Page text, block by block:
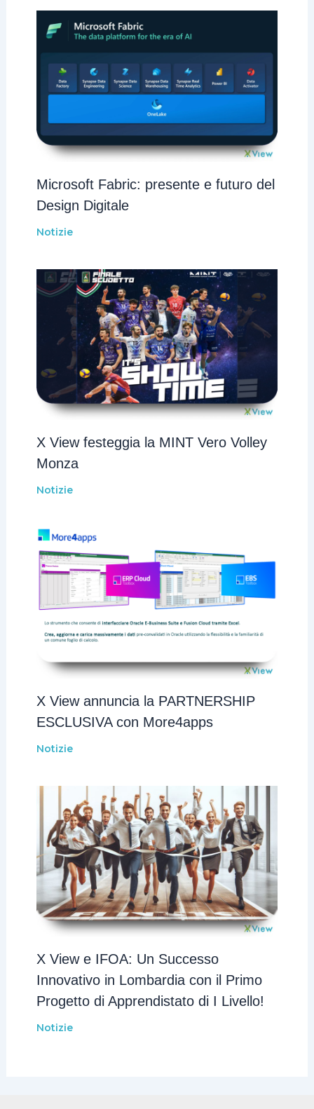
Microsoft Fabric: presente e futuro del
Design Digitale
Notizie
X View festeggia la MINT Vero Volley
Monza
Notizie
X View annuncia la PARTNERSHIP
ESCLUSIVA con More4apps
Notizie
X View e IFOA: Un Successo
Innovativo in Lombardia con il Primo
Progetto di Apprendistato di I Livello!
Notizie